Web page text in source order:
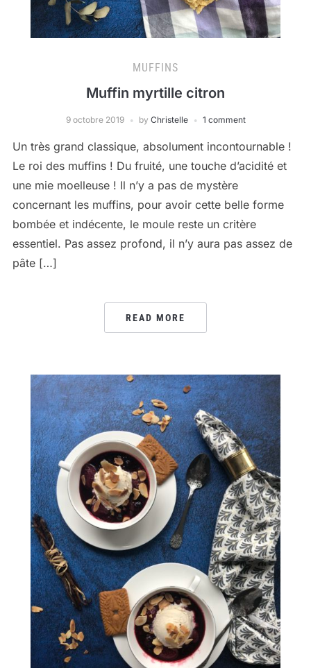
MUFFINS
Muffin myrtille citron
9 octobre 2019 by Christelle 1 comment
Un très grand classique, absolument incontournable !
Le roi des muffins ! Du fruité, une touche d’acidité et
une mie moelleuse ! Il n’y a pas de mystère
concernant les muffins, pour avoir cette belle forme
bombée et indécente, le moule reste un critère
essentiel. Pas assez profond, il n’y aura pas assez de
pâte […]
READ MORE